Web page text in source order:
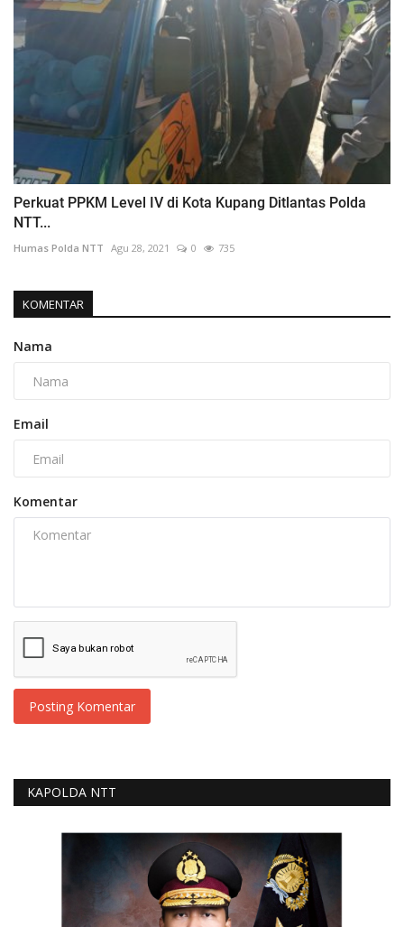
Perkuat PPKM Level IV di Kota Kupang Ditlantas Polda
NTT...
Humas Polda NTT Agu 28, 2021 0 735
KOMENTAR
Nama
Email
Komentar
Posting Komentar
KAPOLDA NTT